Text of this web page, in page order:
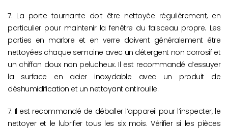
7. La porte tournante doit être nettoyée régulièrement, en
particulier pour maintenir la fenêtre du faisceau propre. Les
parties en marbre et en verre doivent généralement être
nettoyées chaque semaine avec un détergent non corrosif et
un chiffon doux non pelucheux. Il est recommandé d’essuyer
la surface en acier inoxydable avec un produit de
déshumidification et un nettoyant antirouille.
7. Il est recommandé de déballer l’appareil pour l’inspecter, le
nettoyer et le lubrifier tous les six mois. Vérifier si les pièces